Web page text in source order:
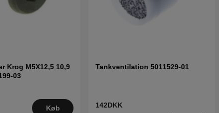
Krog M5X12,5 10,9
03
Køb
Tankventilation 5011529-01
142DKK